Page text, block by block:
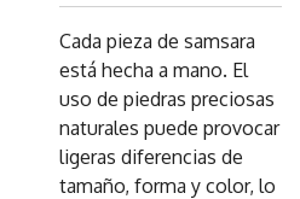
Cada pieza de samsara
está hecha a mano. El
uso de piedras preciosas
naturales puede provocar
ligeras diferencias de
tamaño, forma y color, lo